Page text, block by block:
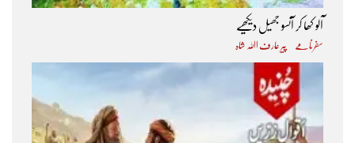
آلو کھا کر آنسو جھیل دیکھیے
سفرنامے پیر عارف اﷲ شاہ